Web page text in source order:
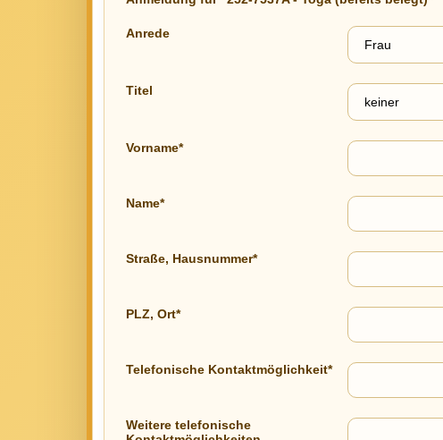
Anrede
Titel
Vorname*
Name*
Straße, Hausnummer*
PLZ, Ort*
Telefonische Kontaktmöglichkeit*
Weitere telefonische